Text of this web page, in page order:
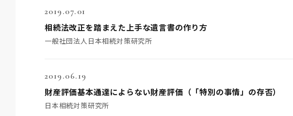
2019.07.01
相続法改正を踏まえた上手な遺言書の作り方
一般社団法人日本相続対策研究所
2019.06.19
財産評価基本通達によらない財産評価（「特別の事情」の存否）
日本相続対策研究所